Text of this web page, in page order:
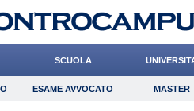
SCUOLA
Esame Avvocato Master
ESAME AVVOCATO MASTER